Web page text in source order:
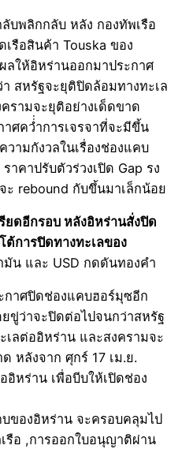
บพลิกกลับ หลัง กองทัพเรือ
รือสินค้า Touska ของ
ลให้อิหร่านออกมาประกาศ
สหรัฐจะยุติปิดล้อมทางทะเล
รามจะยุติอย่างเด็ดขาด
ศคว่่ำการเจรจาที่จะมีขึ้น
ามกังวลในเรื่องช่องแคบ
าคาปรับตัวร่วงเปิด Gap รง
rebound กับขึ้นมาเล็กน้อย
ดอีกรอบ หลังอิหร่านสั่งปิด
การปิดทางทะเลของ
น และ USD กดดันทองคำ
กาศปิดช่องแคบฮอร์มุซอีก
ยขู่ว่าจะปิดต่อไปจนกว่าสหรัฐ
เลต่ออิหร่าน และสงครามจะ
หลังจาก ศุกร์ 17 เม.ย.
อิหร่าน เพื่อบีบให้เปิดช่อง
ของอิหร่าน จะครอบคลุมไป
รือ ,การออกใบอนุญาติผ่าน